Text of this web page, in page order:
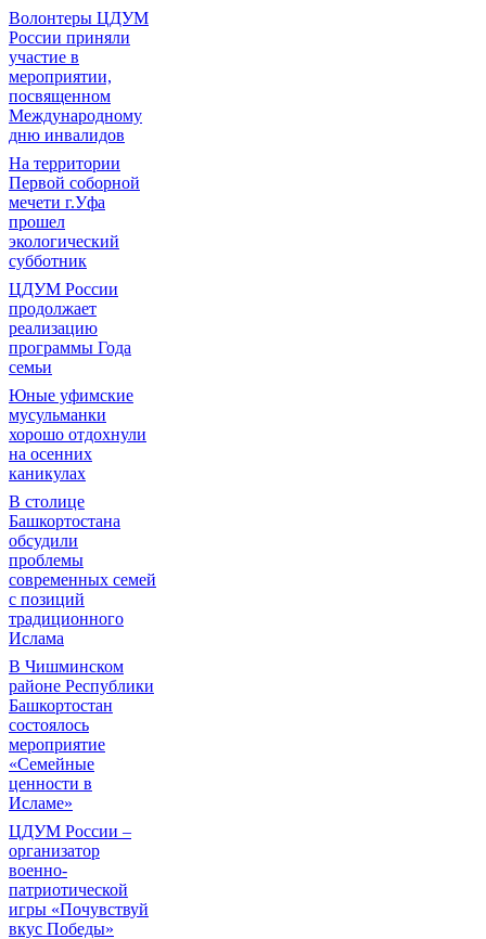
Волонтеры ЦДУМ
России приняли
участие в
мероприятии,
посвященном
Международному
дню инвалидов
На территории
Первой соборной
мечети г.Уфа
прошел
экологический
субботник
ЦДУМ России
продолжает
реализацию
программы Года
семьи
Юные уфимские
мусульманки
хорошо отдохнули
на осенних
каникулах
В столице
Башкортостана
обсудили
проблемы
современных семей
с позиций
традиционного
Ислама
В Чишминском
районе Республики
Башкортостан
состоялось
мероприятие
«Семейные
ценности в
Исламе»
ЦДУМ России –
организатор
военно-
патриотической
игры «Почувствуй
вкус Победы»